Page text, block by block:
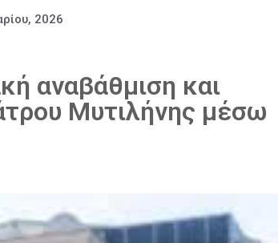
2026
αναβάθμιση και
Μυτιλήνης μέσω